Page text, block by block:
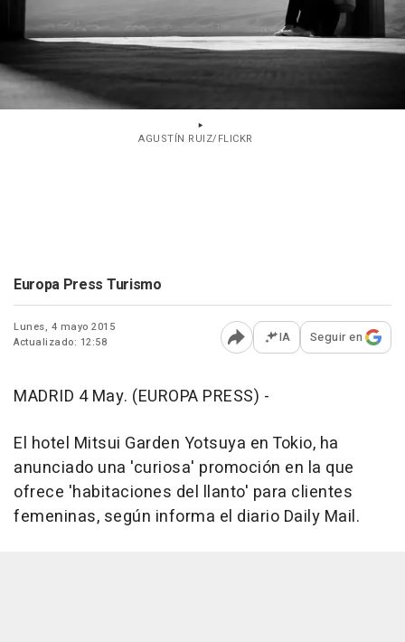
AGUSTÍN RUIZ/FLICKR
Europa Press Turismo
Lunes, 4 mayo 2015
Actualizado: 12:58
Abrir opciones para
IA Seguir en
MADRID 4 May. (EUROPA PRESS) -
El hotel Mitsui Garden Yotsuya en Tokio, ha
anunciado una 'curiosa' promoción en la que
ofrece 'habitaciones del llanto' para clientes
femeninas, según informa el diario Daily Mail.